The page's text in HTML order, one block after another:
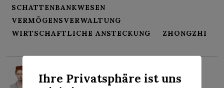
SCHATTENBANKWESEN
VERMÖGENSVERWALTUNG
WIRTSCHAFTLICHE ANSTECKUNG
ZHONGZHI
Ihre Privatsphäre ist uns